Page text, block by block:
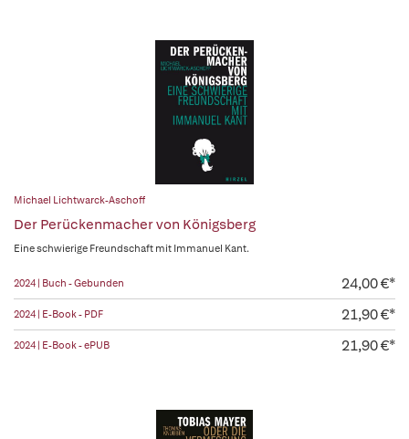
Michael Lichtwarck-Aschoff
Der Perückenmacher von Königsberg
Eine schwierige Freundschaft mit Immanuel Kant.
2024 | Buch - Gebunden 24,00 €*
2024 | E-Book - PDF 21,90 €*
2024 | E-Book - ePUB 21,90 €*